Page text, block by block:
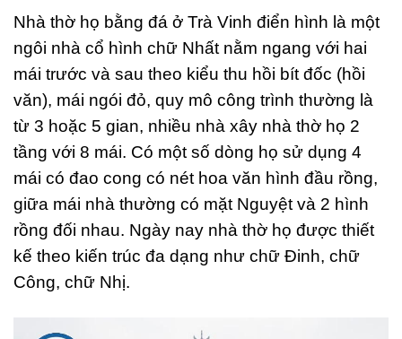
Nhà thờ họ bằng đá ở Trà Vinh điển hình là một
ngôi nhà cổ hình chữ Nhất nằm ngang với hai
mái trước và sau theo kiểu thu hồi bít đốc (hồi
văn), mái ngói đỏ, quy mô công trình thường là
từ 3 hoặc 5 gian, nhiều nhà xây nhà thờ họ 2
tầng với 8 mái. Có một số dòng họ sử dụng 4
mái có đao cong có nét hoa văn hình đầu rồng,
giữa mái nhà thường có mặt Nguyệt và 2 hình
rồng đối nhau. Ngày nay nhà thờ họ được thiết
kế theo kiến trúc đa dạng như chữ Đinh, chữ
Công, chữ Nhị.